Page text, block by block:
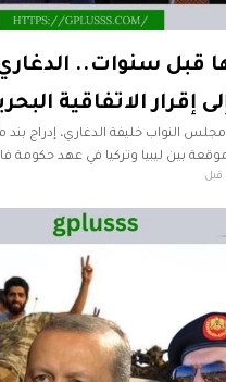
قبل سنوات.. الدغاري:
إقرار الاتفاقية
النواب خليفة الدغاري، إدراج بند
بين ليبيا وتركيا في عهد حكومة
جلسة البرلمان التي عُقدت يوم
قبل